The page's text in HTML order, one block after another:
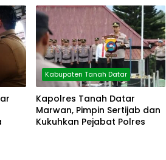
Kabupaten Tanah Datar
Kapolres Tanah Datar
Marwan, Pimpin Sertijab dan
Kukuhkan Pejabat Polres